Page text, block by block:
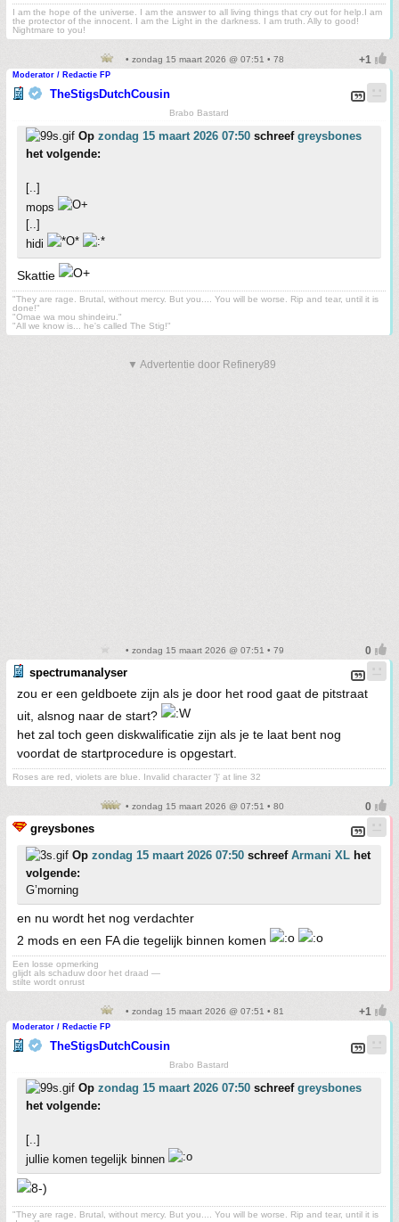
I am the hope of the universe. I am the answer to all living things that cry out for help.I am
the protector of the innocent. I am the Light in the darkness. I am truth. Ally to good!
Nightmare to you!
• zondag 15 maart 2026 @ 07:51 • 78
Moderator / Redactie FP
TheStigsDutchCousin
Brabo Bastard
Op zondag 15 maart 2026 07:50 schreef greysbones
het volgende:
[..]
mops
[..]
hidi
Skattie
"They are rage. Brutal, without mercy. But you.... You will be worse. Rip and tear, until it is
done!"
"Omae wa mou shindeiru."
"All we know is... he's called The Stig!"
▼ Advertentie door Refinery89
• zondag 15 maart 2026 @ 07:51 • 79
spectrumanalyser
zou er een geldboete zijn als je door het rood gaat de pitstraat
uit, alsnog naar de start?
het zal toch geen diskwalificatie zijn als je te laat bent nog
voordat de startprocedure is opgestart.
Roses are red, violets are blue. Invalid character '}' at line 32
• zondag 15 maart 2026 @ 07:51 • 80
greysbones
Op zondag 15 maart 2026 07:50 schreef Armani XL het
volgende:
G’morning
en nu wordt het nog verdachter
2 mods en een FA die tegelijk binnen komen
Een losse opmerking
glijdt als schaduw door het draad —
stilte wordt onrust
• zondag 15 maart 2026 @ 07:51 • 81
Moderator / Redactie FP
TheStigsDutchCousin
Brabo Bastard
Op zondag 15 maart 2026 07:50 schreef greysbones
het volgende:
[..]
jullie komen tegelijk binnen
"They are rage. Brutal, without mercy. But you.... You will be worse. Rip and tear, until it is